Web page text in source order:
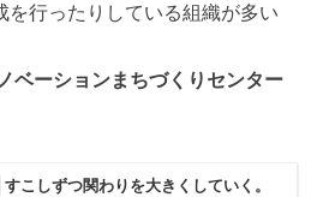
を行ったりしている組織が多い
ベーションまちづくりセンター
すこしずつ関わりを大きくしていく。